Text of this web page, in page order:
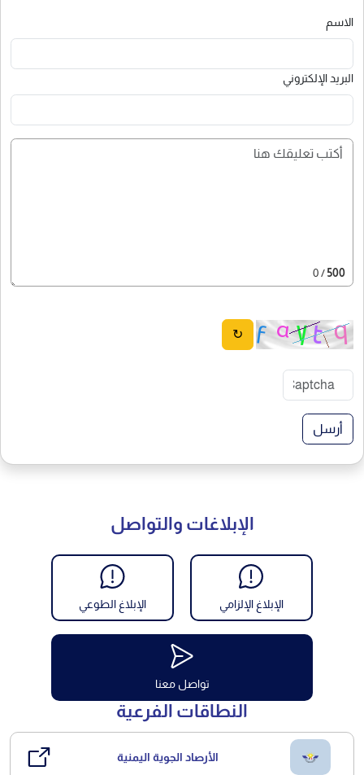
الاسم
البريد الإلكتروني
500
/ 0
↻
أرسل
الإبلاغات والتواصل
الإبلاغ الإلزامي الإبلاغ الطوعي
تواصل معنا
النطاقات الفرعية
الأرصاد الجوية اليمنية